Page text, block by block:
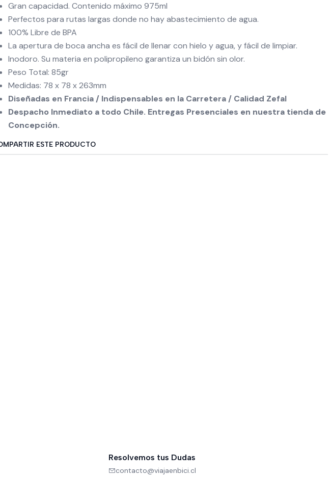
Gran capacidad. Contenido máximo 975ml
Perfectos para rutas largas donde no hay abastecimiento de agua.
100% Libre de BPA
La apertura de boca ancha es fácil de llenar con hielo y agua, y fácil de limpiar.
Inodoro. Su materia en polipropileno garantiza un bidón sin olor.
Peso Total: 85gr
Medidas: 78 x 78 x 263mm
Diseñadas en Francia / Indispensables en la Carretera / Calidad Zefal
Despacho Inmediato a todo Chile. Entregas Presenciales en nuestra tienda de
Concepción.
ESTE PRODUCTO
Resolvemos tus Dudas
contacto@viajaenbici.cl